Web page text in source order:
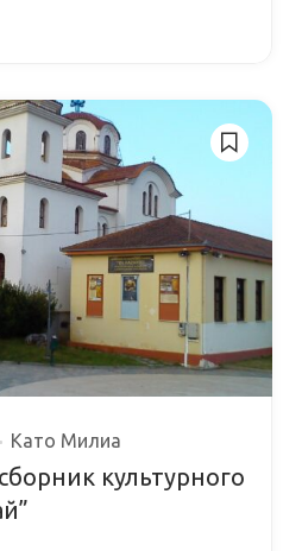
Като Милиа
культурного